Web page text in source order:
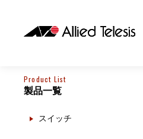
トップページへ
トップページへ
トップページへ
トップページへ
トップページへ
トップページへ
Product List
製品一覧
スイッチ